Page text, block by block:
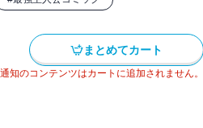
まとめてカート
知のコンテンツはカートに追加されません。